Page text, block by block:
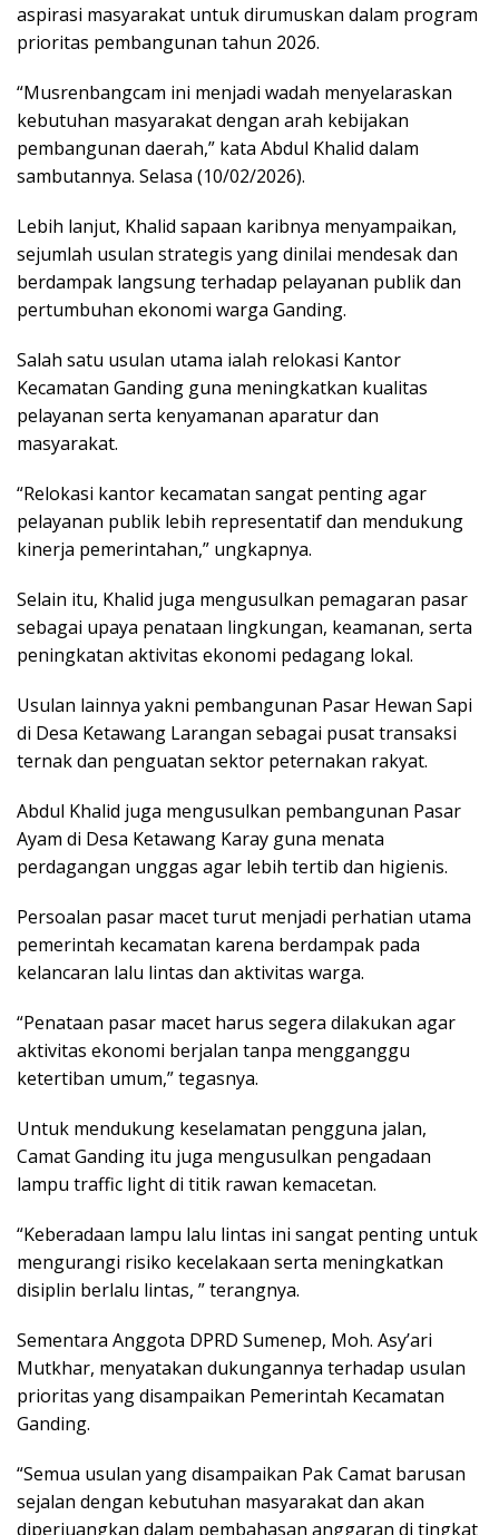
aspirasi masyarakat untuk dirumuskan dalam program
prioritas pembangunan tahun 2026.
“Musrenbangcam ini menjadi wadah menyelaraskan
kebutuhan masyarakat dengan arah kebijakan
pembangunan daerah,” kata Abdul Khalid dalam
sambutannya. Selasa (10/02/2026).
Lebih lanjut, Khalid sapaan karibnya menyampaikan,
sejumlah usulan strategis yang dinilai mendesak dan
berdampak langsung terhadap pelayanan publik dan
pertumbuhan ekonomi warga Ganding.
Salah satu usulan utama ialah relokasi Kantor
Kecamatan Ganding guna meningkatkan kualitas
pelayanan serta kenyamanan aparatur dan
masyarakat.
“Relokasi kantor kecamatan sangat penting agar
pelayanan publik lebih representatif dan mendukung
kinerja pemerintahan,” ungkapnya.
Selain itu, Khalid juga mengusulkan pemagaran pasar
sebagai upaya penataan lingkungan, keamanan, serta
peningkatan aktivitas ekonomi pedagang lokal.
Usulan lainnya yakni pembangunan Pasar Hewan Sapi
di Desa Ketawang Larangan sebagai pusat transaksi
ternak dan penguatan sektor peternakan rakyat.
Abdul Khalid juga mengusulkan pembangunan Pasar
Ayam di Desa Ketawang Karay guna menata
perdagangan unggas agar lebih tertib dan higienis.
Persoalan pasar macet turut menjadi perhatian utama
pemerintah kecamatan karena berdampak pada
kelancaran lalu lintas dan aktivitas warga.
“Penataan pasar macet harus segera dilakukan agar
aktivitas ekonomi berjalan tanpa mengganggu
ketertiban umum,” tegasnya.
Untuk mendukung keselamatan pengguna jalan,
Camat Ganding itu juga mengusulkan pengadaan
lampu traffic light di titik rawan kemacetan.
“Keberadaan lampu lalu lintas ini sangat penting untuk
mengurangi risiko kecelakaan serta meningkatkan
disiplin berlalu lintas, ” terangnya.
Sementara Anggota DPRD Sumenep, Moh. Asy’ari
Mutkhar, menyatakan dukungannya terhadap usulan
prioritas yang disampaikan Pemerintah Kecamatan
Ganding.
“Semua usulan yang disampaikan Pak Camat barusan
sejalan dengan kebutuhan masyarakat dan akan
diperjuangkan dalam pembahasan anggaran di tingkat